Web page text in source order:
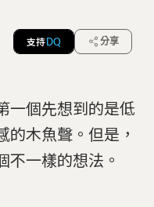
支持 DQ 分享
一個先想到的是低
木魚聲。但是，
不一樣的想法。